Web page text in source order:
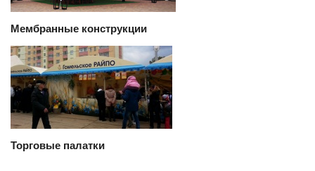
Мембранные конструкции
Торговые палатки